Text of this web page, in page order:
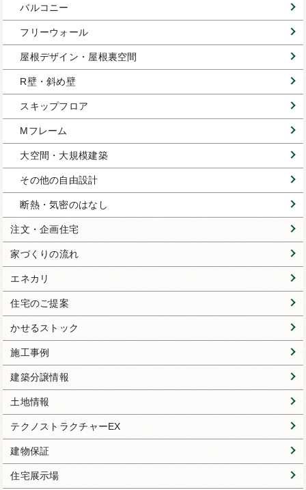
バルコニー
フリーウォール
屋根デザイン・屋根裏空間
R壁・斜め壁
スキップフロア
Mフレーム
大空間・大規模建築
その他の自由設計
断熱・気密のはなし
注文・企画住宅
家づくりの流れ
エネカリ
住宅のご提案
かせるストック
施工事例
建築分譲情報
土地情報
テクノストラクチャーEX
建物保証
住宅展示場